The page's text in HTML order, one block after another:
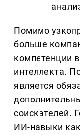
Помимо
больше
компетенции
интеллекта.
является
соискателей.
ИИ-навыки